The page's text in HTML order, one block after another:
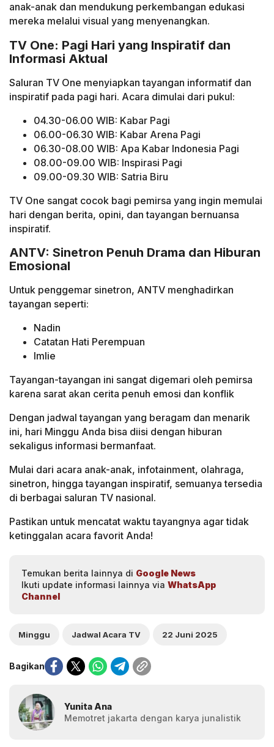
anak-anak dan mendukung perkembangan edukasi
mereka melalui visual yang menyenangkan.
TV One: Pagi Hari yang Inspiratif dan
Informasi Aktual
Saluran TV One menyiapkan tayangan informatif dan
inspiratif pada pagi hari. Acara dimulai dari pukul:
04.30-06.00 WIB: Kabar Pagi
06.00-06.30 WIB: Kabar Arena Pagi
06.30-08.00 WIB: Apa Kabar Indonesia Pagi
08.00-09.00 WIB: Inspirasi Pagi
09.00-09.30 WIB: Satria Biru
TV One sangat cocok bagi pemirsa yang ingin memulai
hari dengan berita, opini, dan tayangan bernuansa
inspiratif.
ANTV: Sinetron Penuh Drama dan Hiburan
Emosional
Untuk penggemar sinetron, ANTV menghadirkan
tayangan seperti:
Nadin
Catatan Hati Perempuan
Imlie
Tayangan-tayangan ini sangat digemari oleh pemirsa
karena sarat akan cerita penuh emosi dan konflik
Dengan jadwal tayangan yang beragam dan menarik
ini, hari Minggu Anda bisa diisi dengan hiburan
sekaligus informasi bermanfaat.
Mulai dari acara anak-anak, infotainment, olahraga,
sinetron, hingga tayangan inspiratif, semuanya tersedia
di berbagai saluran TV nasional.
Pastikan untuk mencatat waktu tayangnya agar tidak
ketinggalan acara favorit Anda!
Temukan berita lainnya di Google News
Ikuti update informasi lainnya via WhatsApp
Channel
Minggu Jadwal Acara TV 22 Juni 2025
Bagikan
Yunita Ana
Memotret jakarta dengan karya junalistik